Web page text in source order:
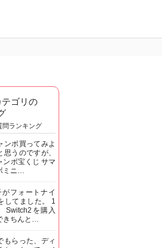
ゴリの
問ランキング
ンボ買ってみよ
思うのですが、
ンボ宝くじ サマ
ミニ…
フォートナイ
してました。 1
Switch2を購入
きちんと…
もらった、ディ